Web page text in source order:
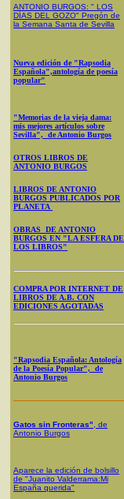
ANTONIO BURGOS: " LOS
DÍAS DEL GOZO" Pregón de
la Semana Santa de Sevilla
Nueva edición de "Rapsodia
Española",antología de poesía
popular"
"Memorias de la vieja dama:
mis mejores artículos sobre
Sevilla", de Antonio Burgos
OTROS LIBROS DE
ANTONIO BURGOS
LIBROS DE ANTONIO
BURGOS PUBLICADOS POR
PLANETA
OBRAS DE ANTONIO
BURGOS EN "LA ESFERA DE
LOS LIBROS"
COMPRA POR INTERNET DE
LIBROS DE A.B. CON
EDICIONES AGOTADAS
"Rapsodia Española: Antología
de la Poesía Popular", de
Antonio Burgos
Gatos sin Fronteras" , de
Antonio Burgos
Aparece la edición de bolsillo
de "Juanito Valderrama:Mi
España querida"